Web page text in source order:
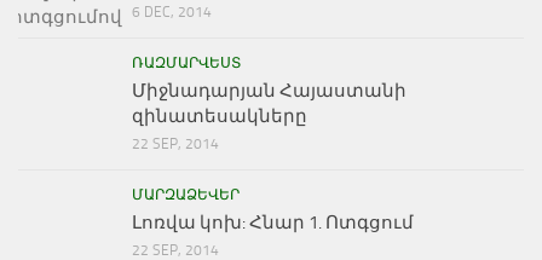
6 DEC, 2014
ՌԱԶՄԱՐՎԵՍՏ
Միջնադարյան Հայաստանի
զինատեսակները
22 SEP, 2014
ՄԱՐԶԱՁԵՎԵՐ
Լոռվա կոխ: Հնար 1. Ոտգցում
22 SEP, 2014